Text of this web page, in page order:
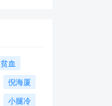
贫血
倪海厦
小腿冷